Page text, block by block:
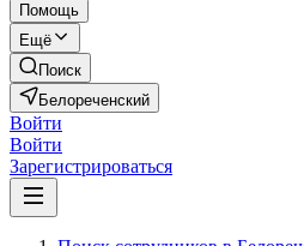
Помощь
Ещё
Поиск
Белореченский
Войти
Войти
Зарегистрироваться